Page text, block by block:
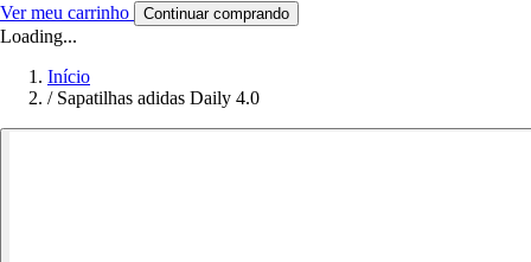
Ver meu carrinho Continuar comprando
Loading...
Início
/ Sapatilhas adidas Daily 4.0